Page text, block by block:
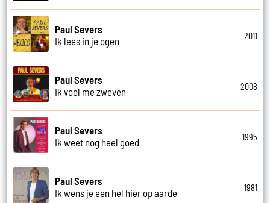
Paul Severs
Ik lees in je ogen
2011
Paul Severs
Ik voel me zweven
2008
Paul Severs
Ik weet nog heel goed
1995
Paul Severs
Ik wens je een hel hier op aarde
1981